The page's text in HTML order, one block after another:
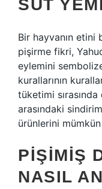
SÜT
Bir hayvanın
pişirme fikri,
eylemini
kurallarının
tüketimi
arasındaki
ürünlerini mümkün
PIŞIMIŞ
NASIL